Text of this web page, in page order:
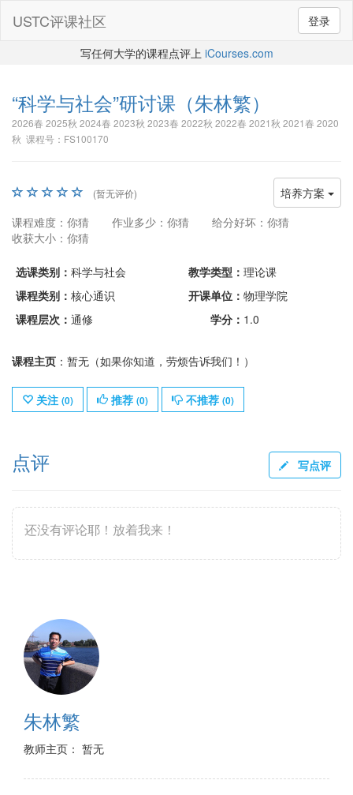
登录
USTC评课社区
写任何大学的课程点评上 iCourses.com
“科学与社会”研讨课 （朱林繁）
2026春 2025秋 2024春 2023秋 2023春 2022秋 2022春 2021秋 2021春 2020
秋 课程号：FS100170
培养方案
(暂无评价)
课程难度：你猜 作业多少：你猜
给分好坏：你猜
收获大小：你猜
选课类别： 科学与社会 教学类型： 理论课
课程类别： 核心通识 开课单位： 物理学院
课程层次： 通修 学分： 1.0
课程主页 ：暂无（如果你知道，劳烦告诉我们！）
关注 (0) 推荐 (0) 不推荐 (0)
点评 写点评
还没有评论耶！放着我来！
朱林繁
教师主页： 暂无